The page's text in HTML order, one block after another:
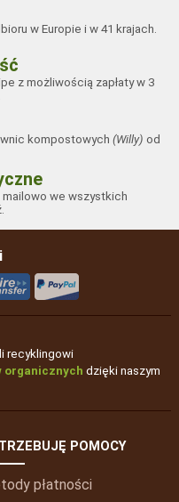
w Europie i w 41 krajach.
z możliwością zapłaty w 3
kompostowych(Willy) od
we wszystkich
recyklingowi
organicznych dzięki naszym
POMOCY
płatności